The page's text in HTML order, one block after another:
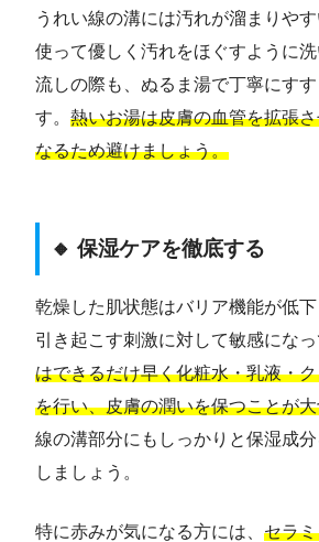
うれい線の溝には汚れが溜まりや
使って優しく汚れをほぐすように
流しの際も、ぬるま湯で丁寧にす
す。 熱いお湯は皮膚の血管を拡張
なるため避けましょう。
🔸 保湿ケアを徹底する
乾燥した肌状態はバリア機能が低
引き起こす刺激に対して敏感になっ
はできるだけ早く化粧水・乳液・
を行い、皮膚の潤いを保つことが
線の溝部分にもしっかりと保湿成
しましょう。
特に赤みが気になる方には、 セラ